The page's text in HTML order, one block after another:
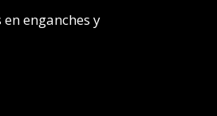
enganches y